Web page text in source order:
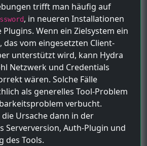
trifft man häufig auf
, in neueren Installationen
Wenn ein Zielsystem ein
vom eingesetzten Client-
unterstützt wird, kann Hydra
Netzwerk und Credentials
wären. Solche Fälle
als generelles Tool-Problem
verbucht.
Ursache dann in der
Serverversion, Auth-Plugin und
des Tools.